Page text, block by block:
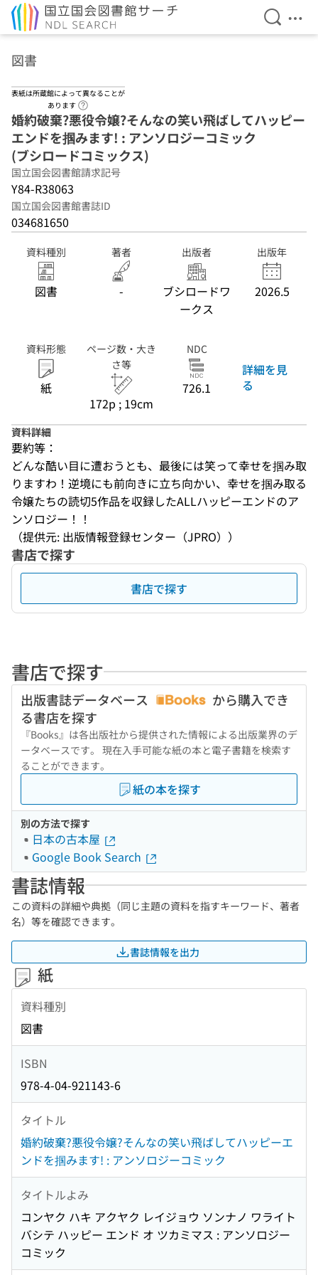
検索を
メ
図書
表紙は所蔵館によって異なることが
あります
婚約破棄?悪役令嬢?そんなの笑い飛ばしてハッピー
エンドを掴みます! : アンソロジーコミック
(ブシロードコミックス)
国立国会図書館請求記号
Y84-R38063
国立国会図書館書誌ID
034681650
資料種別
図書
著者
-
出版者
ブシロードワ
ークス
出版年
2026.5
資料形態
紙
ページ数・大き
さ等
172p ; 19cm
NDC
726.1
詳細を見
る
資料詳細
要約等：
どんな酷い目に遭おうとも、最後には笑って幸せを掴み取
りますわ！逆境にも前向きに立ち向かい、幸せを掴み取る
令嬢たちの読切5作品を収録したALLハッピーエンドのア
ンソロジー！！
（提供元: 出版情報登録センター（JPRO））
書店で探す
書店で探す
書店で探す
出版書誌データベース
から購入でき
る書店を探す
『Books』は各出版社から提供された情報による出版業界のデ
ータベースです。 現在入手可能な紙の本と電子書籍を検索す
ることができます。
紙の本を探す
別の方法で探す
日本の古本屋
Google Book Search
書誌情報
この資料の詳細や典拠（同じ主題の資料を指すキーワード、著者
名）等を確認できます。
書誌情報を出力
紙
資料種別
図書
ISBN
978-4-04-921143-6
タイトル
婚約破棄?悪役令嬢?そんなの笑い飛ばしてハッピーエ
ンドを掴みます! : アンソロジーコミック
タイトルよみ
コンヤク ハキ アクヤク レイジョウ ソンナノ ワライト
バシテ ハッピー エンド オ ツカミマス : アンソロジー
コミック